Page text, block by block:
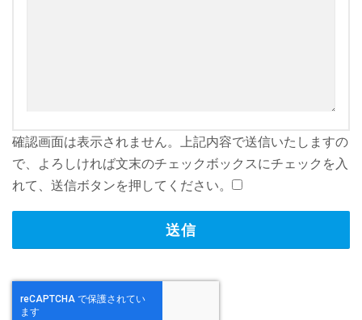
確認画面は表示されません。上記内容で送信いたしますの
で、よろしければ文末のチェックボックスにチェックを入
れて、送信ボタンを押してください。